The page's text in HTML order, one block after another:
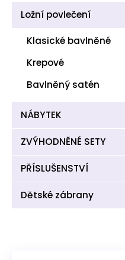
Ložní povlečení
Klasické bavlněné
Krepové
Bavlněný satén
NÁBYTEK
ZVÝHODNĚNÉ SETY
PŘÍSLUŠENSTVÍ
Dětské zábrany